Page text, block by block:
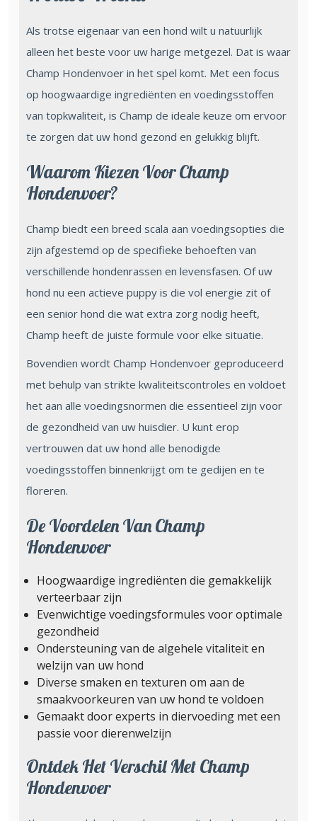
Als trotse eigenaar van een hond wilt u natuurlijk
alleen het beste voor uw harige metgezel. Dat is waar
Champ Hondenvoer in het spel komt. Met een focus
op hoogwaardige ingrediënten en voedingsstoffen
van topkwaliteit, is Champ de ideale keuze om ervoor
te zorgen dat uw hond gezond en gelukkig blijft.
Waarom Kiezen Voor Champ
Hondenvoer?
Champ biedt een breed scala aan voedingsopties die
zijn afgestemd op de specifieke behoeften van
verschillende hondenrassen en levensfasen. Of uw
hond nu een actieve puppy is die vol energie zit of
een senior hond die wat extra zorg nodig heeft,
Champ heeft de juiste formule voor elke situatie.
Bovendien wordt Champ Hondenvoer geproduceerd
met behulp van strikte kwaliteitscontroles en voldoet
het aan alle voedingsnormen die essentieel zijn voor
de gezondheid van uw huisdier. U kunt erop
vertrouwen dat uw hond alle benodigde
voedingsstoffen binnenkrijgt om te gedijen en te
floreren.
De Voordelen Van Champ
Hondenvoer
Hoogwaardige ingrediënten die gemakkelijk
verteerbaar zijn
Evenwichtige voedingsformules voor optimale
gezondheid
Ondersteuning van de algehele vitaliteit en
welzijn van uw hond
Diverse smaken en texturen om aan de
smaakvoorkeuren van uw hond te voldoen
Gemaakt door experts in diervoeding met een
passie voor dierenwelzijn
Ontdek Het Verschil Met Champ
Hondenvoer